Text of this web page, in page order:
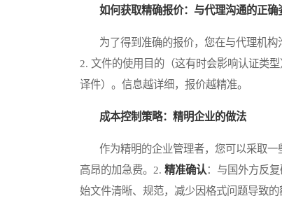
如何获取精确报价：与代理沟通的正确
为了得到准确的报价，您在与代理机构
2. 文件的使用目的（这有时会影响认证类
译件）。信息越详细，报价越精准。
成本控制策略：精明企业的做法
作为精明的企业管理者，您可以采取一
高昂的加急费。2. 精准确认：与国外方反
始文件清晰、规范，减少因格式问题导致